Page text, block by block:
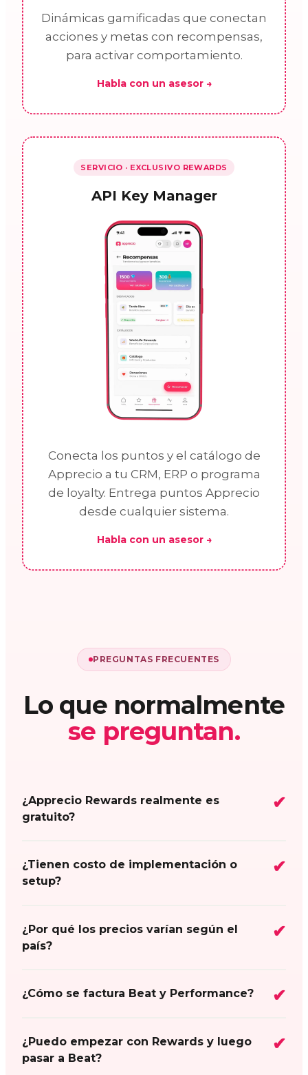
Dinámicas gamificadas que conectan
acciones y metas con recompensas,
para activar comportamiento.
Habla con un asesor →
SERVICIO · EXCLUSIVO REWARDS
API Key Manager
Conecta los puntos y el catálogo de
Apprecio a tu CRM, ERP o programa
de loyalty. Entrega puntos Apprecio
desde cualquier sistema.
Habla con un asesor →
PREGUNTAS FRECUENTES
Lo que normalmente
se preguntan.
¿Apprecio Rewards realmente es
gratuito?
¿Tienen costo de implementación o
setup?
¿Por qué los precios varían según el
país?
¿Cómo se factura Beat y Performance?
¿Puedo empezar con Rewards y luego
pasar a Beat?